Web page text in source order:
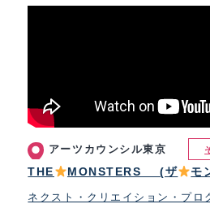
アーツカウンシル東京
THE MONSTERS (ザ モ
ネクスト・クリエイション・プ